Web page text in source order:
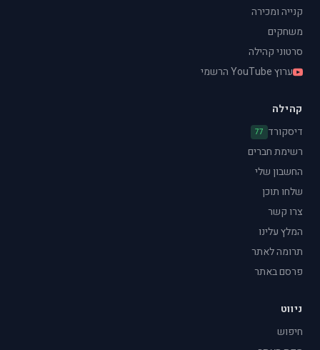
קנייה ומכירה
משחקים
סרטוני קהילה
ערוץ YouTube הרשמי
קהילה
דיסקורד 77
רשימת חברים
החשבון שלי
שלחו תוכן
צרו קשר
המלץ עלינו
תרומה לאתר
פרסם באתר
ניווט
חיפוש